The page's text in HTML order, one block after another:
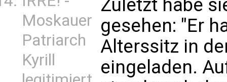
Moskauer
Patriarch
Kyrill
Zuletzt habe
gesehen: "Er
Alterssitz in
eingeladen.